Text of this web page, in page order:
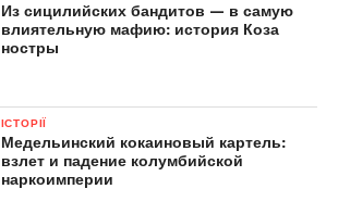
Из сицилийских бандитов — в самую
влиятельную мафию: история Коза
ностры
ІСТОРІЇ
Медельинский кокаиновый картель:
взлет и падение колумбийской
наркоимперии